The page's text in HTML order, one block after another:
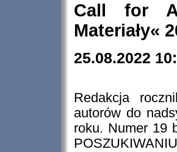
Call for
Materiały«
25.08.2022
Redakcja
autorów do
roku. Numer 19